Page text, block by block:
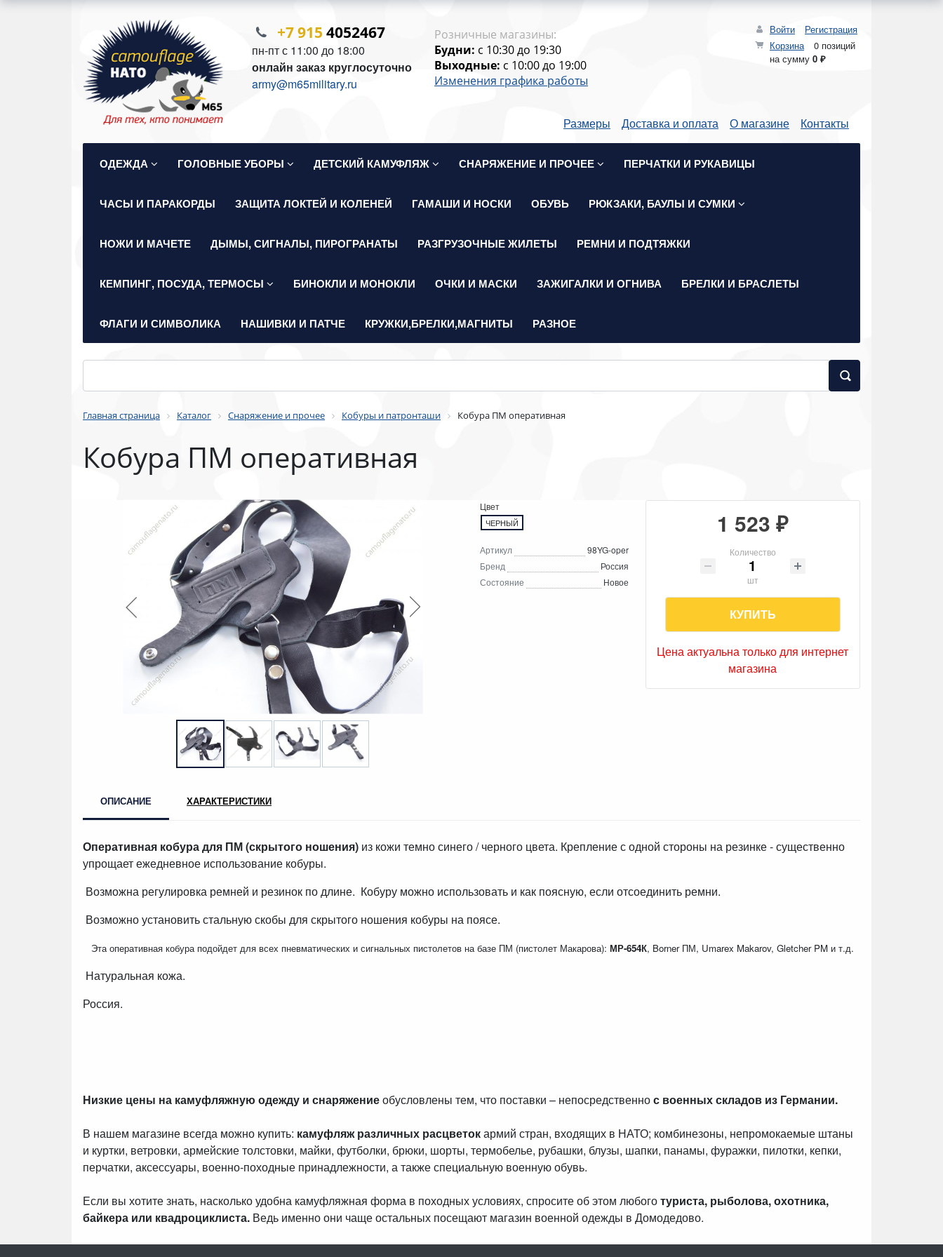
Войти
Регистрация
Корзина
0 позиций
на сумму 0 ₽
+7 915 4052467
пн-пт с 11:00 до 18:00
онлайн заказ круглосуточно
army@m65military.ru
Розничные магазины:
Будни: c 10:30 до 19:30
Выходные: c 10:00 до 19:00
Изменения графика работы
Размеры Доставка и оплата О магазине Контакты
ОДЕЖДА ГОЛОВНЫЕ УБОРЫ ДЕТСКИЙ КАМУФЛЯЖ СНАРЯЖЕНИЕ И ПРОЧЕЕ ПЕРЧАТКИ И РУКАВИЦЫ
ЧАСЫ И ПАРАКОРДЫ ЗАЩИТА ЛОКТЕЙ И КОЛЕНЕЙ ГАМАШИ И НОСКИ ОБУВЬ РЮКЗАКИ, БАУЛЫ И СУМКИ
НОЖИ И МАЧЕТЕ ДЫМЫ, СИГНАЛЫ, ПИРОГРАНАТЫ РАЗГРУЗОЧНЫЕ ЖИЛЕТЫ РЕМНИ И ПОДТЯЖКИ
КЕМПИНГ, ПОСУДА, ТЕРМОСЫ БИНОКЛИ И МОНОКЛИ ОЧКИ И МАСКИ ЗАЖИГАЛКИ И ОГНИВА БРЕЛКИ И БРАСЛЕТЫ
ФЛАГИ И СИМВОЛИКА НАШИВКИ И ПАТЧЕ КРУЖКИ,БРЕЛКИ,МАГНИТЫ РАЗНОЕ
Главная страница Каталог Снаряжение и прочее Кобуры и патронташи Кобура ПМ оперативная
Кобура ПМ оперативная
Цвет
ЧЕРНЫЙ
Артикул
98YG-oper
Бренд
Россия
Состояние
Новое
1 523 ₽
Количество
шт
КУПИТЬ
Цена актуальна только для интернет
магазина
ОПИСАНИЕ ХАРАКТЕРИСТИКИ
Оперативная кобура для ПМ(скрытого ношения) из кожи темно синего / черного цвета. Крепление с одной стороны на резинке - существенно
упрощает ежедневное использование кобуры.
Возможна регулировка ремней и резинок по длине. Кобуру можно использовать и как поясную, если отсоединить ремни.
Возможно установить стальную скобы для скрытого ношения кобуры на поясе.
Эта оперативная кобура подойдет для всех пневматических и сигнальных пистолетов на базе ПМ (пистолет Макарова): МР-654К, Borner ПМ, Umarex Makarov, Gletcher PM и т.д.
Натуральная кожа.
Россия.
Низкие цены на камуфляжную одежду и снаряжениеобусловлены тем, что поставки – непосредственнос военных складов из Германии.
В нашем магазине всегда можно купить: камуфляж различных расцветокармий стран, входящих в НАТО; комбинезоны, непромокаемые штаны
и куртки, ветровки, армейские толстовки, майки, футболки, брюки, шорты, термобелье, рубашки, блузы, шапки, панамы, фуражки, пилотки, кепки,
перчатки, аксессуары, военно-походные принадлежности, а также специальную военную обувь.
Если вы хотите знать, насколько удобна камуфляжная форма в походных условиях, спросите об этом любоготуриста, рыболова, охотника,
байкера или квадроциклиста. Ведь именно они чаще остальных посещают магазин военной одежды в Домодедово.